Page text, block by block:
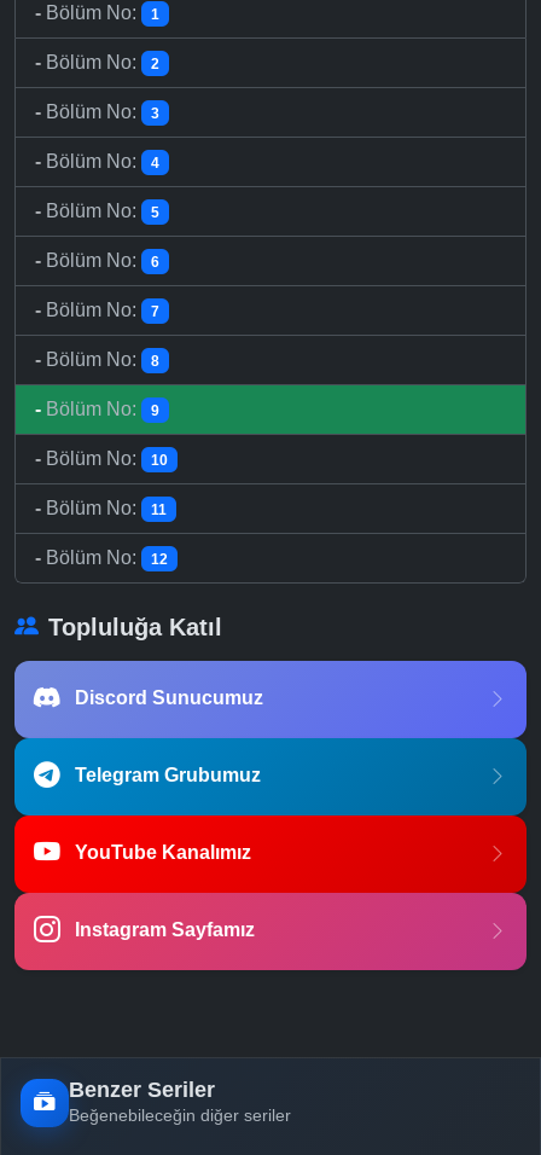
- Bölüm No: 1
- Bölüm No: 2
- Bölüm No: 3
- Bölüm No: 4
- Bölüm No: 5
- Bölüm No: 6
- Bölüm No: 7
- Bölüm No: 8
- Bölüm No: 9
- Bölüm No: 10
- Bölüm No: 11
- Bölüm No: 12
Topluluğa Katıl
Discord Sunucumuz
Telegram Grubumuz
YouTube Kanalımız
Instagram Sayfamız
Benzer Seriler
Beğenebileceğin diğer seriler